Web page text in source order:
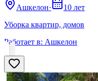
Ашкелон·
10 лет
Уборка квартир, домов
Работает в: Ашкелон